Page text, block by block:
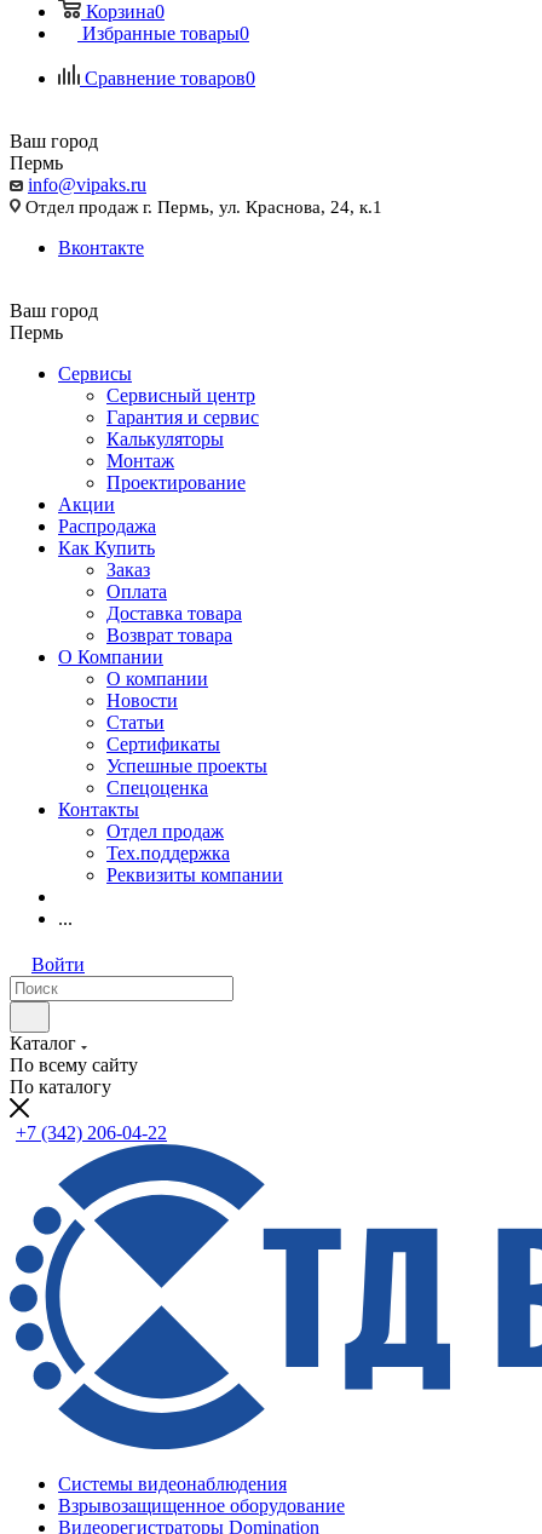
Корзина0
Избранные товары0
Сравнение товаров0
Ваш город
Пермь
info@vipaks.ru
Отдел продаж г. Пермь, ул. Краснова, 24, к.1
Вконтакте
Ваш город
Пермь
Сервисы
Сервисный центр
Гарантия и сервис
Калькуляторы
Монтаж
Проектирование
Акции
Распродажа
Как Купить
Заказ
Оплата
Доставка товара
Возврат товара
О Компании
О компании
Новости
Статьи
Сертификаты
Успешные проекты
Спецоценка
Контакты
Отдел продаж
Тех.поддержка
Реквизиты компании
...
Войти
Каталог
По всему сайту
По каталогу
+7 (342) 206-04-22
Системы видеонаблюдения
Взрывозащищенное оборудование
Видеорегистраторы Domination